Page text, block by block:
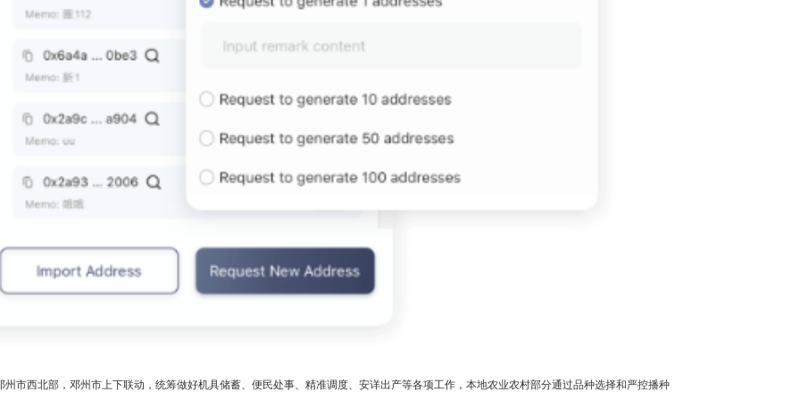
州市西北部，邓州市上下联动，统筹做好机具储蓄、便民处事、精准调度、安详出产等各项工作，本地农业农村部分通过品种选择和严控播种